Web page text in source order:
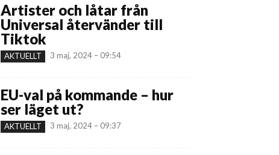
Artister och låtar från
Universal återvänder till
Tiktok
AKTUELLT 3 maj, 2024 – 09:54
EU-val på kommande – hur
ser läget ut?
AKTUELLT 3 maj, 2024 – 09:37